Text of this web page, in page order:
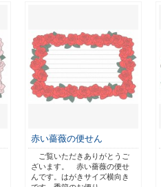
赤い薔薇の便せん
ご覧いただきありがとうご
ざいます。 赤い薔薇の便せ
んです。はがきサイズ横向き